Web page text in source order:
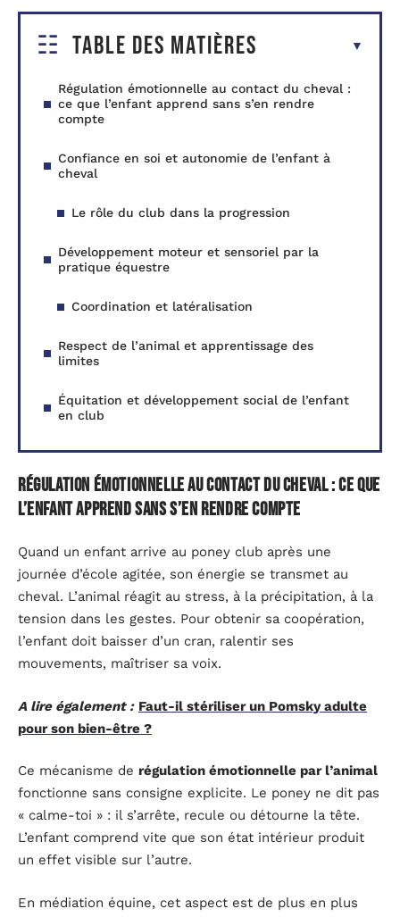
Table des matières
Régulation émotionnelle au contact du cheval :
ce que l’enfant apprend sans s’en rendre
compte
Confiance en soi et autonomie de l’enfant à
cheval
Le rôle du club dans la progression
Développement moteur et sensoriel par la
pratique équestre
Coordination et latéralisation
Respect de l’animal et apprentissage des
limites
Équitation et développement social de l’enfant
en club
Régulation émotionnelle au contact du cheval : ce que
l’enfant apprend sans s’en rendre compte
Quand un enfant arrive au poney club après une
journée d’école agitée, son énergie se transmet au
cheval. L’animal réagit au stress, à la précipitation, à la
tension dans les gestes. Pour obtenir sa coopération,
l’enfant doit baisser d’un cran, ralentir ses
mouvements, maîtriser sa voix.
A lire également : Faut-il stériliser un Pomsky adulte
pour son bien-être ?
Ce mécanisme de régulation émotionnelle par l’animal
fonctionne sans consigne explicite. Le poney ne dit pas
« calme-toi » : il s’arrête, recule ou détourne la tête.
L’enfant comprend vite que son état intérieur produit
un effet visible sur l’autre.
En médiation équine, cet aspect est de plus en plus